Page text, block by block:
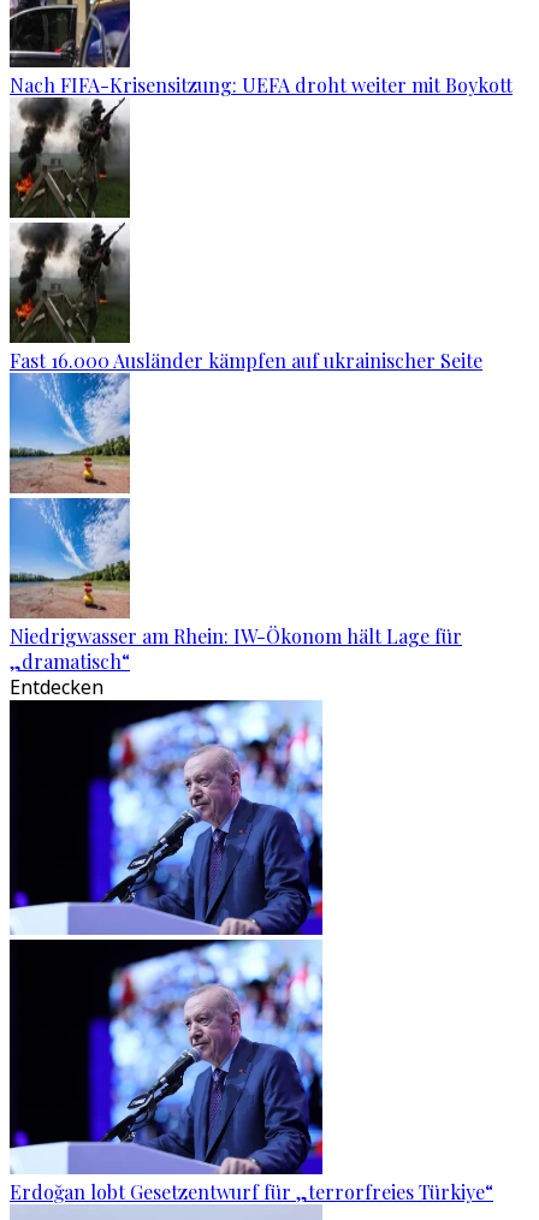
Nach FIFA-Krisensitzung: UEFA droht weiter mit Boykott
Fast 16.000 Ausländer kämpfen auf ukrainischer Seite
Niedrigwasser am Rhein: IW-Ökonom hält Lage für
„dramatisch“
Entdecken
Erdoğan lobt Gesetzentwurf für „terrorfreies Türkiye“